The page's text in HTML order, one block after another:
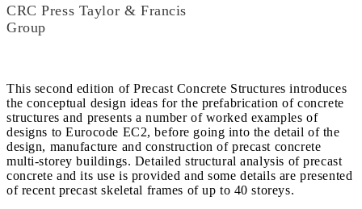
CRC Press Taylor & Francis
Group
This second edition of Precast Concrete Structures introduces
the conceptual design ideas for the prefabrication of concrete
structures and presents a number of worked examples of
designs to Eurocode EC2, before going into the detail of the
design, manufacture and construc­tion of precast concrete
multi-storey buildings. Detailed structural analysis of precast
concrete and its use is provided and some details are presented
of recent precast skeletal frames of up to 40 storeys.